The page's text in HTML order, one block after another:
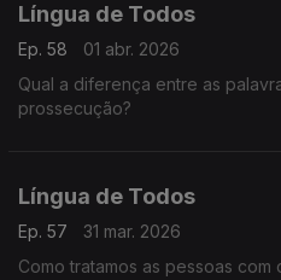
Língua de Todos
Ep. 58
01 abr. 2026
Qual a diferença entre as
prossecução?
Língua de Todos
Ep. 57
31 mar. 2026
Como tratamos as pessoas com